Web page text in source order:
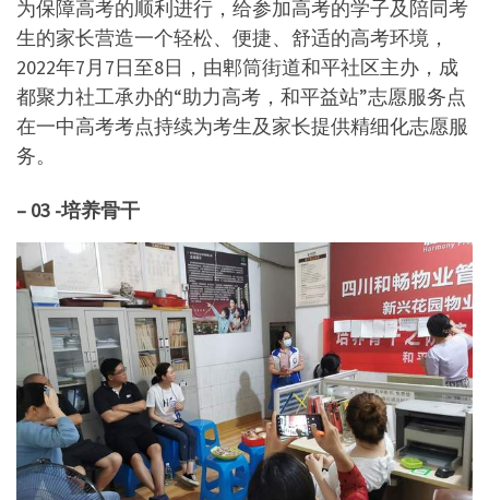
为保障高考的顺利进行，给参加高考的学子及陪同考
生的家长营造一个轻松、便捷、舒适的高考环境，
2022年7月7日至8日，由郫筒街道和平社区主办，成
都聚力社工承办的“助力高考，和平益站”志愿服务点
在一中高考考点持续为考生及家长提供精细化志愿服
务。
– 03 -培养骨干